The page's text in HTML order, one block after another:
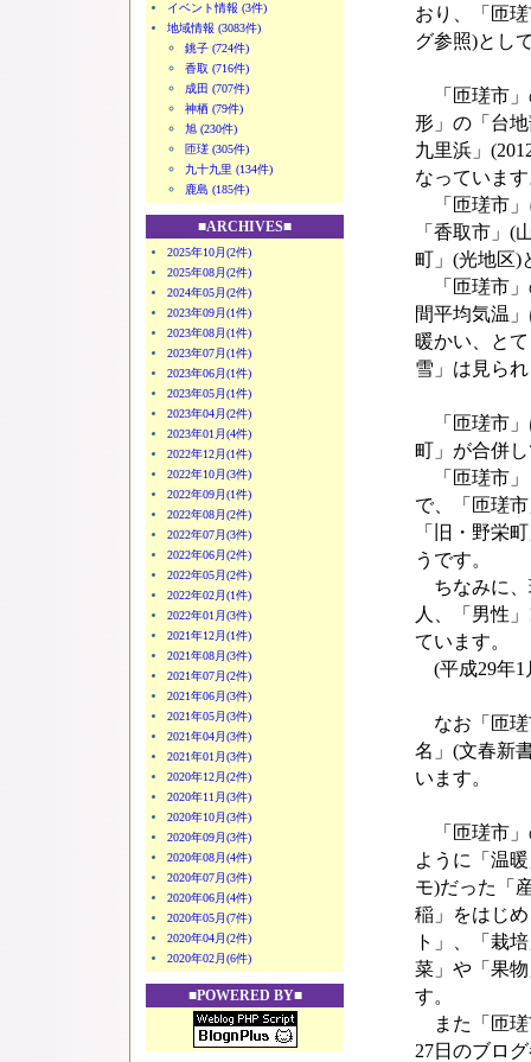
イベント情報 (3件)
地域情報 (3083件)
銚子 (724件)
香取 (716件)
成田 (707件)
神栖 (79件)
旭 (230件)
匝瑳 (305件)
九十九里 (134件)
鹿島 (185件)
■ARCHIVES■
2025年10月(2件)
2025年08月(2件)
2024年05月(2件)
2023年09月(1件)
2023年08月(1件)
2023年07月(1件)
2023年06月(1件)
2023年05月(1件)
2023年04月(2件)
2023年01月(4件)
2022年12月(1件)
2022年10月(3件)
2022年09月(1件)
2022年08月(2件)
2022年07月(3件)
2022年06月(2件)
2022年05月(2件)
2022年02月(1件)
2022年01月(3件)
2021年12月(1件)
2021年08月(3件)
2021年07月(2件)
2021年06月(3件)
2021年05月(3件)
2021年04月(3件)
2021年01月(3件)
2020年12月(2件)
2020年11月(3件)
2020年10月(3件)
2020年09月(3件)
2020年08月(4件)
2020年07月(3件)
2020年06月(4件)
2020年05月(7件)
2020年04月(2件)
2020年02月(6件)
■POWERED BY■
おり、「匝
グ参照)とし
「匝瑳市」
形」の「台
九里浜」
なっていま
「匝瑳市」
「香取市」(
町」(光地区)
「匝瑳市」
間平均気温
暖かい、と
雪」は見ら
「匝瑳市」
町」が合併
「匝瑳市」
で、「匝瑳
「旧・野栄
うです。
ちなみに、
人、「男性
ています。
(平成29年1
なお「匝瑳
名」(文春新
います。
「匝瑳市」
ように「温
モ)だった「
稲」をはじ
ト」、「栽
菜」や「果
す。
また「匝瑳
27日のブロ